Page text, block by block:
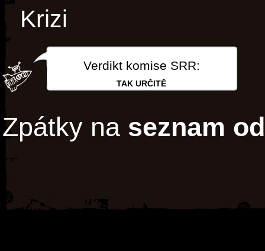
Krizi
Verdikt komise SRR:
TAK URČITĚ
Zpátky na seznam